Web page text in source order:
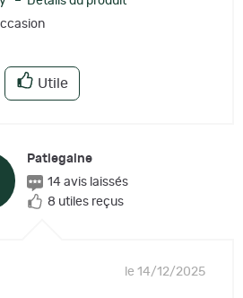
Utile
Patlegaine
14 avis laissés
8 utiles reçus
le 14/12/2025